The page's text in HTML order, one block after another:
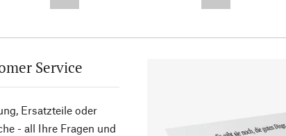
Service
Ersatzteile oder
- all Ihre Fragen und